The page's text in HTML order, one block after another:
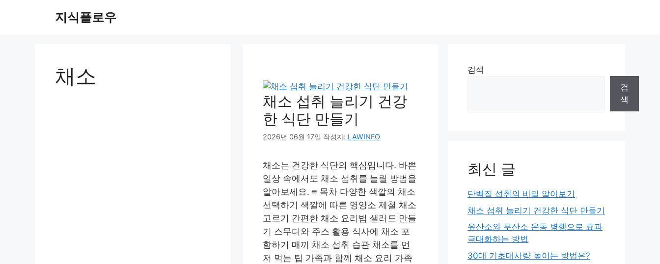
지식플로우
채소
채소 섭취 늘리기 건강
한 식단 만들기
2026년 06월 17일 작성자: LAWINFO
채소는 건강한 식단의 핵심입니다. 바쁜
일상 속에서도 채소 섭취를 늘릴 방법을
알아보세요. ≡ 목차 다양한 색깔의 채소
선택하기 색깔에 따른 영양소 제철 채소
고르기 간편한 채소 요리법 샐러드 만들
기 스무디와 주스 활용 식사에 채소 포
함하기 매끼 채소 섭취 습관 채소를 먼
저 먹는 팁 가족과 함께 채소 요리 가족
검색
검
색
최신 글
단백질 섭취의 비밀 알아보기
채소 섭취 늘리기 건강한 식단 만들기
유산소와 무산소 운동 병행으로 효과
극대화하는 방법
30대 기초대사량 높이는 방법은?